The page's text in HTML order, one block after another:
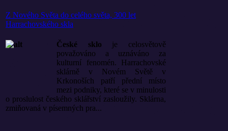
Z Nového Světa do celého světa, 300 let
Harrachovského skla
České sklo je celosvětově
považováno a uznáváno za
kulturní fenomén. Harrachovské
sklárně v Novém Světě v
Krkonoších patří přední místo
mezi podniky, které se v minulosti
o proslulost českého sklářství zasloužily. Sklárna,
zmiňovaná v písemných pra...